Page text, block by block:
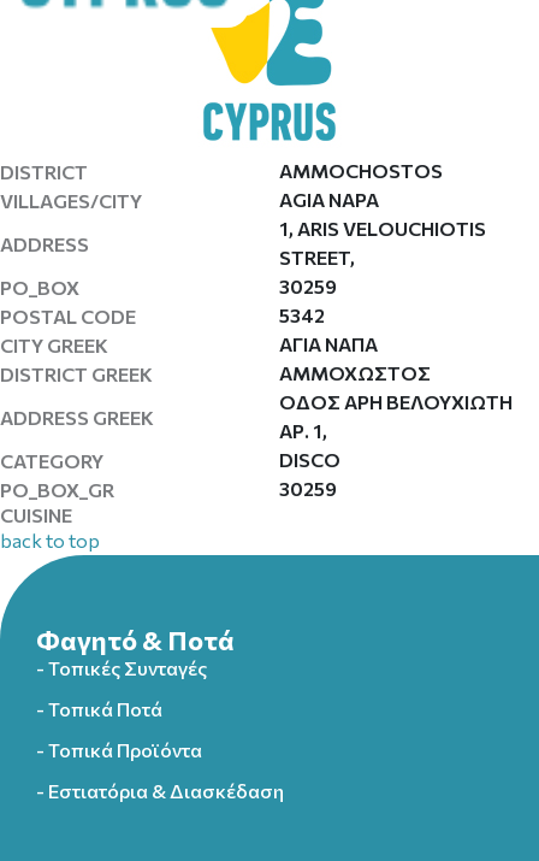
DISTRICT
AMMOCHOSTOS
VILLAGES/CITY
AGIA NAPA
ADDRESS
1, ARIS VELOUCHIOTIS
STREET,
PO_BOX
30259
POSTAL CODE
5342
CITY GREEK
ΑΓΙΑ ΝΑΠΑ
DISTRICT GREEK
ΑΜΜΟΧΩΣΤΟΣ
ADDRESS GREEK
ΟΔΟΣ ΑΡΗ ΒΕΛΟΥΧΙΩΤΗ
ΑΡ. 1,
CATEGORY
DISCO
PO_BOX_GR
30259
CUISINE
back to top
Φαγητό & Ποτά
- Τοπικές Συνταγές
- Τοπικά Ποτά
- Τοπικά Προϊόντα
- Εστιατόρια & Διασκέδαση